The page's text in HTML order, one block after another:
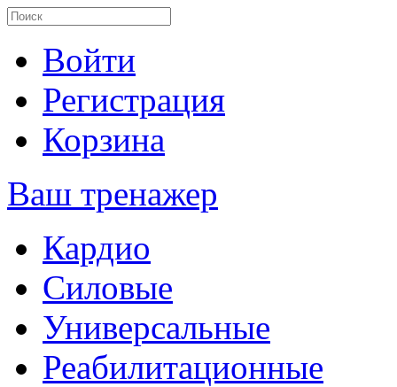
Войти
Регистрация
Корзина
Ваш тренажер
Кардио
Силовые
Универсальные
Реабилитационные